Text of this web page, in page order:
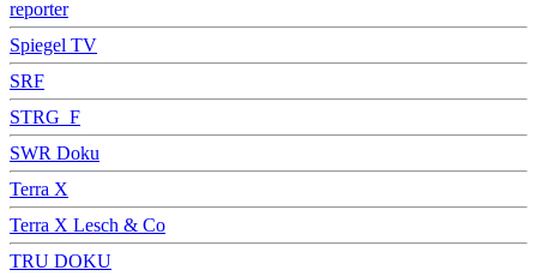
reporter
Spiegel TV
SRF
STRG_F
SWR Doku
Terra X
Terra X Lesch & Co
TRU DOKU